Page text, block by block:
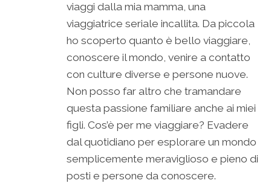
viaggi dalla mia mamma, una
viaggiatrice seriale incallita. Da piccola
ho scoperto quanto è bello viaggiare,
conoscere il mondo, venire a contatto
con culture diverse e persone nuove.
Non posso far altro che tramandare
questa passione familiare anche ai miei
figli. Cos’è per me viaggiare? Evadere
dal quotidiano per esplorare un mondo
semplicemente meraviglioso e pieno di
posti e persone da conoscere.